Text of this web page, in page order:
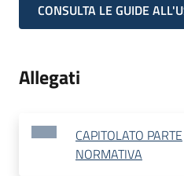
CONSULTA LE GUIDE
Allegati
CAPITOLATO PARTE
NORMATIVA